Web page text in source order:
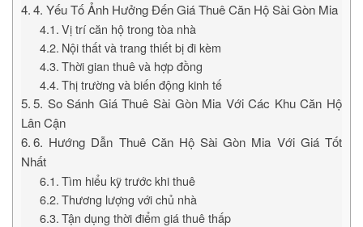
4. Yếu Tố Ảnh Hưởng Đến Giá Thuê Căn Hộ Sài Gòn Mia
Vị trí căn hộ trong tòa nhà
Nội thất và trang thiết bị đi kèm
Thời gian thuê và hợp đồng
Thị trường và biến động kinh tế
5. So Sánh Giá Thuê Sài Gòn Mia Với Các Khu Căn Hộ
Lân Cận
6. Hướng Dẫn Thuê Căn Hộ Sài Gòn Mia Với Giá Tốt
Nhất
Tìm hiểu kỹ trước khi thuê
Thương lượng với chủ nhà
Tận dụng thời điểm giá thuê thấp